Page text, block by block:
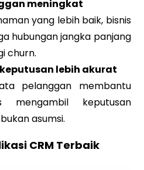
meningkat
yang lebih baik, bisnis
hubungan jangka panjang
churn.
lebih akurat
pelanggan membantu
mengambil keputusan
asumsi.
CRM Terbaik